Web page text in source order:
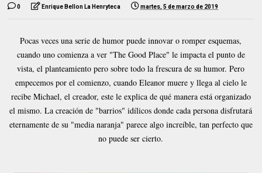
0 Enrique Bellon La Henryteca martes, 5 de marzo de 2019
Pocas veces una serie de humor puede innovar o romper esquemas,
cuando uno comienza a ver "The Good Place" le impacta el punto de
vista, el planteamiento pero sobre todo la frescura de su humor. Pero
empecemos por el comienzo, cuando Eleanor muere y llega al cielo le
recibe Michael, el creador, este le explica de qué manera está organizado
el mismo. La creación de "barrios" idílicos donde cada persona disfrutará
eternamente de su "media naranja" parece algo increíble, tan perfecto que
no puede ser cierto.